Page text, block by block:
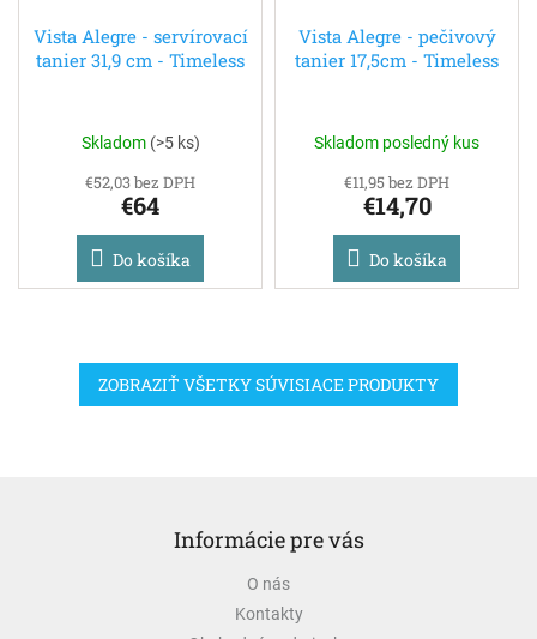
Vista Alegre - servírovací
tanier 31,9 cm - Timeless
Skladom (>5 ks)
€52,03 bez DPH
€64
Do košíka
Vista Alegre - pečivový
tanier 17,5cm - Timeless
Skladom posledný kus
€11,95 bez DPH
€14,70
Do košíka
ZOBRAZIŤ VŠETKY SÚVISIACE PRODUKTY
Informácie pre vás
O nás
Kontakty